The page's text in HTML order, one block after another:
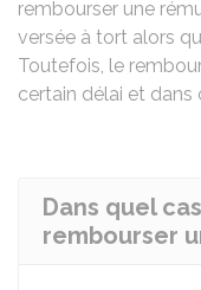
rembourser une
versée à tort alors
Toutefois, le
certain délai et
Dans quel
rembourser